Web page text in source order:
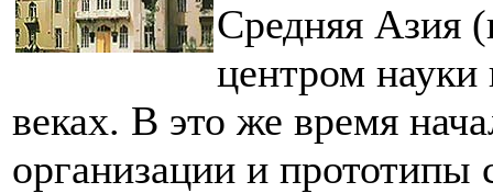
Средняя Азия
центром
веках. В это же время
организации и